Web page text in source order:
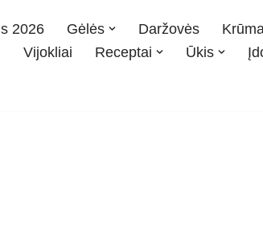
2026 Gėlės Daržovės
Vijokliai Receptai Ūkis